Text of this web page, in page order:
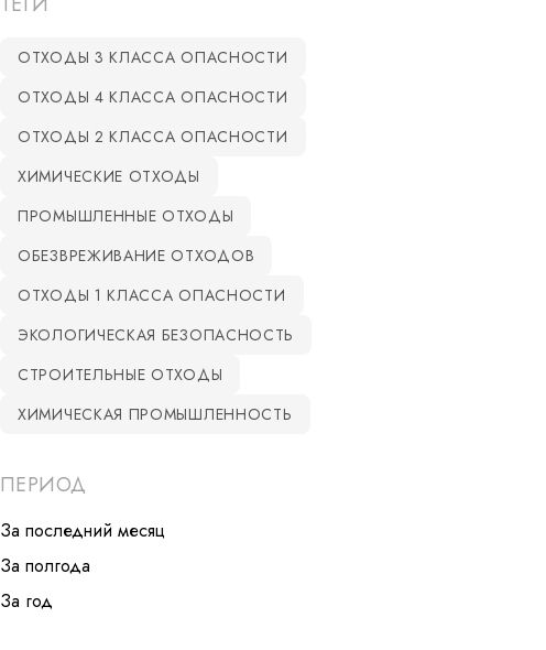
ОТХОДЫ 3 КЛАССА ОПАСНОСТИ
ОТХОДЫ 4 КЛАССА ОПАСНОСТИ
ОТХОДЫ 2 КЛАССА ОПАСНОСТИ
ХИМИЧЕСКИЕ ОТХОДЫ
ПРОМЫШЛЕННЫЕ ОТХОДЫ
ОБЕЗВРЕЖИВАНИЕ ОТХОДОВ
ОТХОДЫ 1 КЛАССА ОПАСНОСТИ
ЭКОЛОГИЧЕСКАЯ БЕЗОПАСНОСТЬ
СТРОИТЕЛЬНЫЕ ОТХОДЫ
ХИМИЧЕСКАЯ ПРОМЫШЛЕННОСТЬ
ПЕРИОД
За последний месяц
За полгода
За год